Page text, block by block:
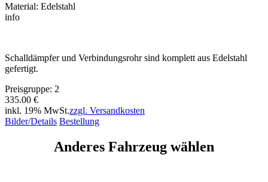
Material: Edelstahl
info
Schalldämpfer und Verbindungsrohr sind komplett aus Edelstahl
gefertigt.
Preisgruppe: 2
335.00 €
inkl. 19% MwSt.zzgl. Versandkosten
Bilder/Details Bestellung
Anderes Fahrzeug wählen